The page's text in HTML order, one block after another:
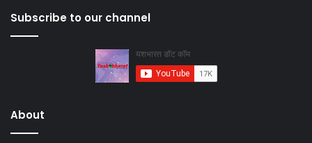
Subscribe to our channel
About